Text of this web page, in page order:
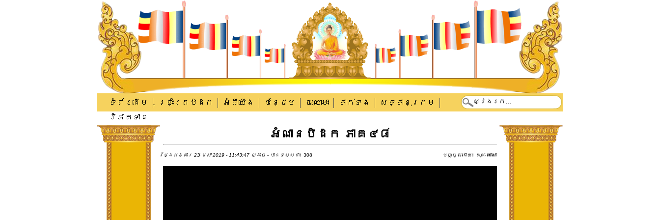
ទំព័រដើម ព្រះត្រៃបិដក អំពីយើង បន្ថែម ចុះឈ្មោះ ទាក់​ទង
សទ្ទានុក្រម
វិភាគទាន
អំណានបិដក ភាគ៤៨
ថ្ងៃអង្គារ 23 មេសា 2019 - 11:43:47 ល្ងាច - បានទស្សនា៖ 308 បញ្ចូលដោយ៖ គុណ ឃោសោ